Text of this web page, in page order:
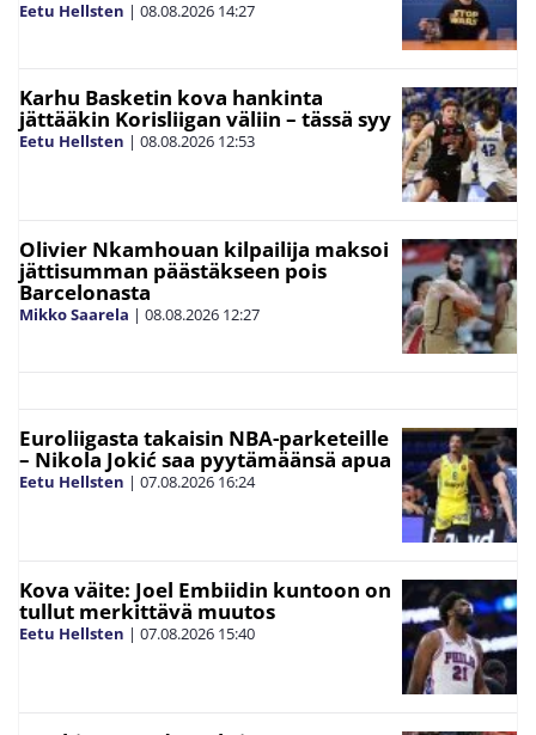
Eetu Hellsten | 08.08.2026 14:27
Karhu Basketin kova hankinta
jättääkin Korisliigan väliin – tässä syy
Eetu Hellsten | 08.08.2026 12:53
Olivier Nkamhouan kilpailija maksoi
jättisumman päästäkseen pois
Barcelonasta
Mikko Saarela | 08.08.2026 12:27
Euroliigasta takaisin NBA-parketeille
– Nikola Jokić saa pyytämäänsä apua
Eetu Hellsten | 07.08.2026 16:24
Kova väite: Joel Embiidin kuntoon on
tullut merkittävä muutos
Eetu Hellsten | 07.08.2026 15:40